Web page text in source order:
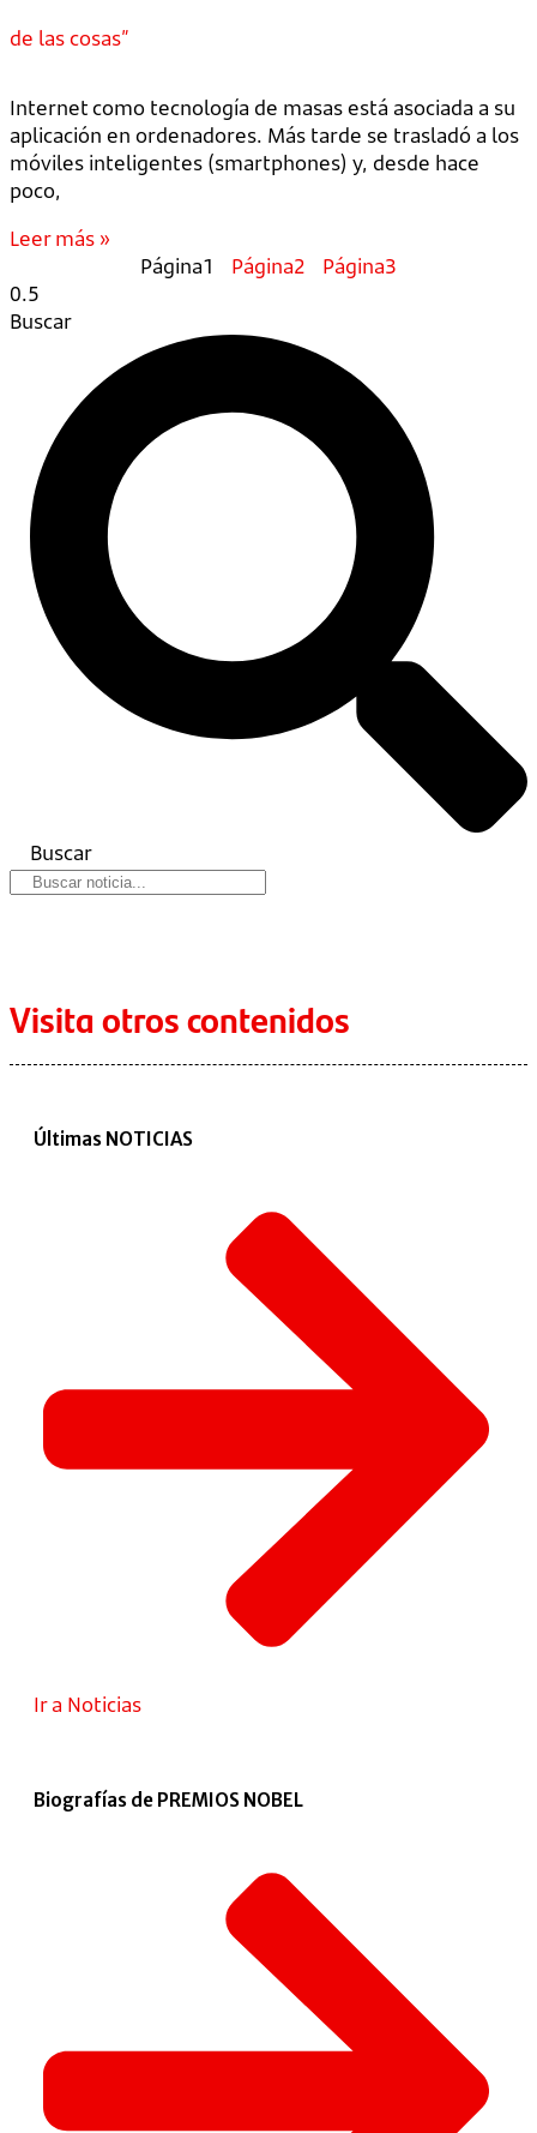
de las cosas”
Internet como tecnología de masas está asociada a su
aplicación en ordenadores. Más tarde se trasladó a los
móviles inteligentes (smartphones) y, desde hace
poco,
Leer más »
Página1 Página2 Página3
Buscar
Buscar
Visita otros contenidos
Últimas NOTICIAS
Ir a Noticias
Biografías de PREMIOS NOBEL